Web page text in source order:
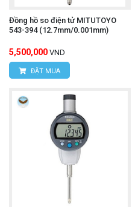
Đồng hồ so điện tử MITUTOYO
543-394 (12.7mm/0.001mm)
5,500,000 VND
ĐẶT MUA